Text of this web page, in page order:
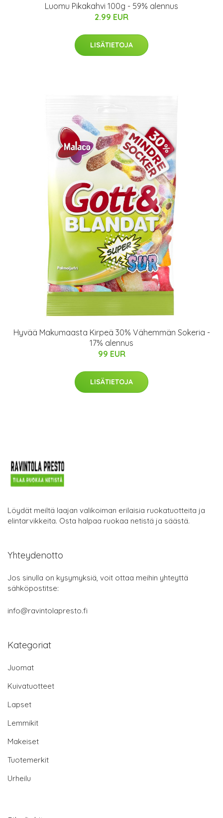
Luomu Pikakahvi 100g - 59% alennus
2.99 EUR
LISÄTIETOJA
Hyvää Makumaasta Kirpeä 30% Vähemmän Sokeria -
17% alennus
99 EUR
LISÄTIETOJA
Löydät meiltä laajan valikoiman erilaisia ruokatuotteita ja
elintarvikkeita. Osta halpaa ruokaa netistä ja säästä.
Yhteydenotto
Jos sinulla on kysymyksiä, voit ottaa meihin yhteyttä
sähköpostitse:
info@ravintolapresto.fi
Kategoriat
Juomat
Kuivatuotteet
Lapset
Lemmikit
Makeiset
Tuotemerkit
Urheilu